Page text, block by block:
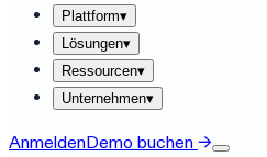
Plattform▾
Lösungen▾
Ressourcen▾
Unternehmen▾
AnmeldenDemo buchen →